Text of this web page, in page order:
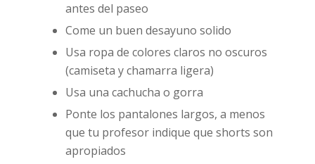
antes del paseo
Come un buen desayuno solido
Usa ropa de colores claros no oscuros
(camiseta y chamarra ligera)
Usa una cachucha o gorra
Ponte los pantalones largos, a menos
que tu profesor indique que shorts son
apropiados